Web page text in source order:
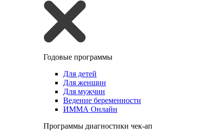
Годовые программы
Для детей
Для женщин
Для мужчин
Ведение беременности
ИММА Онлайн
Программы диагностики чек-ап